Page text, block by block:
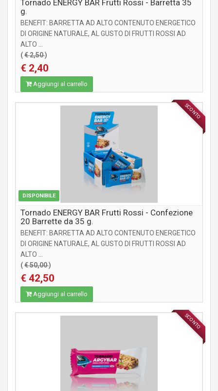
Tornado ENERGY BAR Frutti Rossi - Barretta 35
g.
BENEFIT: BARRETTA AD ALTO CONTENUTO ENERGETICO
DI ORIGINE NATURALE, AL GUSTO DI FRUTTI ROSSI AD
ALTO ...
(€ 2,50)
€ 2,40
Aggiungi al carrello
SCONTO
DISPONIBILE
INTEGRATORI
Tornado ENERGY BAR Frutti Rossi - Confezione
20 Barrette da 35 g.
BENEFIT: BARRETTA AD ALTO CONTENUTO ENERGETICO
DI ORIGINE NATURALE, AL GUSTO DI FRUTTI ROSSI AD
ALTO ...
(€ 50,00)
€ 42,50
Aggiungi al carrello
SCONTO
INTEGRATORI